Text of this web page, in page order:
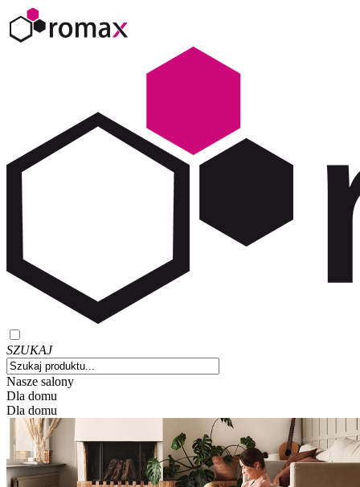
SZUKAJ
Nasze salony
Dla domu
Dla domu